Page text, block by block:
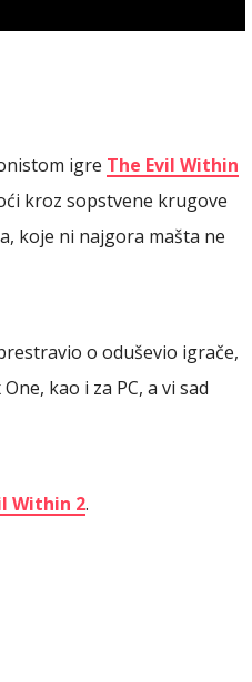
igre The Evil Within
kroz sopstvene krugove
koje ni najgora mašta ne
o oduševio igrače,
kao i za PC, a vi sad
Within 2.